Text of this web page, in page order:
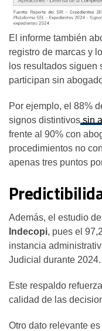
El informe también
registro de marcas y
los resultados
participan sin
Por ejemplo, el 88%
signos distintivos sin
frente al 90% con
procedimientos no
apenas tres puntos
Además, el estudio
Indecopi, pues el
instancia
Judicial durante 2024.
Este respaldo
calidad de las
Otro dato relevante